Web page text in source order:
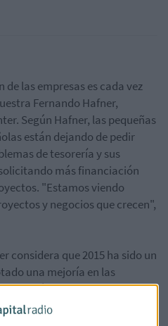
las empresas es cada vez
Fernando Hafner,
Según Hafner, las pequeñas
están dejando de pedir
de tesorería y sus
más financiación
"Estamos viendo
y negocios que crecen",
considera que 2015 ha sido un
una mejoría en las
a las 'pymes' nunca